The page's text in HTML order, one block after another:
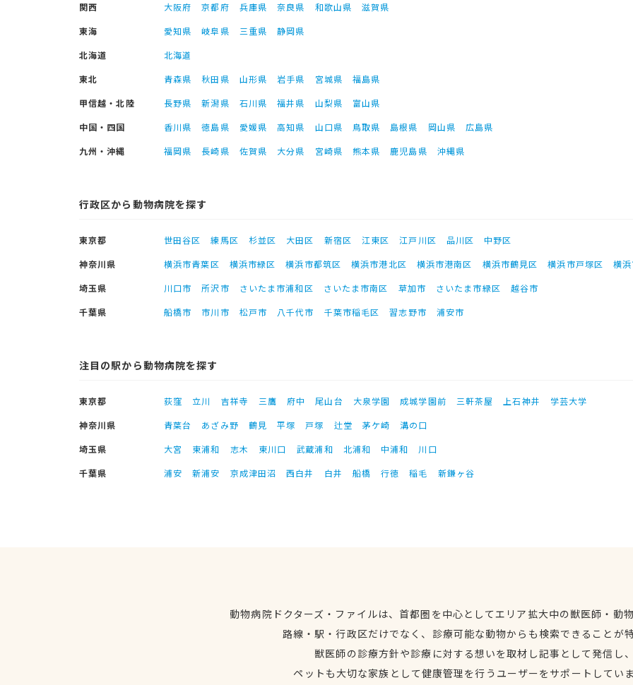
関西
大阪府 京都府 兵庫県 奈良県 和歌山県
滋賀県
東海
愛知県 岐阜県 三重県
静岡県
北海道
北海道
東北
青森県 秋田県 山形県 岩手県 宮城県
福島県
甲信越・北陸
長野県 新潟県 石川県 福井県 山梨県
富山県
中国・四国
香川県 徳島県 愛媛県 高知県 山口県 鳥取県 島根県 岡山県
広島県
九州・沖縄
福岡県 長崎県 佐賀県 大分県 宮崎県 熊本県 鹿児島県 沖縄県
行政区から動物病院を探す
東京都 世田谷区 練馬区 杉並区 大田区 新宿区 江東区 江戸川区 品川区
中野区
神奈川県
横浜市青葉区 横浜市緑区 横浜市都筑区 横浜市港北区 横浜市港南区 横浜市鶴見区 横浜市戸塚区
横
埼玉県
川口市 所沢市 さいたま市浦和区 さいたま市南区 草加市 さいたま市緑区
越谷市
千葉県
船橋市 市川市 松戸市 八千代市 千葉市稲毛区 習志野市 浦安市
注目の駅から動物病院を探す
東京都 荻窪 立川 吉祥寺 三鷹 府中 尾山台 大泉学園 成城学園前 三軒茶屋 上石神井
学芸大学
神奈川県
青葉台 あざみ野 鶴見 平塚 戸塚 辻堂 茅ケ崎
溝の口
埼玉県
大宮 東浦和 志木 東川口 武蔵浦和 北浦和 中浦和
川口
千葉県
浦安 新浦安 京成津田沼 西白井 白井 船橋 行徳 稲毛 新鎌ヶ谷
動物病院ドクターズ・ファイルは、首都圏を中心としてエリア拡大中の獣医師・動
路線・駅・行政区だけでなく、診療可能な動物からも検索できることが
獣医師の診療方針や診療に対する想いを取材し記事として発信し
ペットも大切な家族として健康管理を行うユーザーをサポートしてい